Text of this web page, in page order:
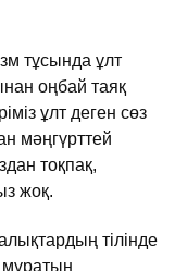
тұсында ұлт
оңбай таяқ
ұлт деген сөз
мәңгүрттей
тоқпақ,
жоқ.
тiлiнде